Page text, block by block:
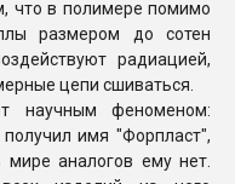
что в полимере помимо
размером до сотен
радиацией,
цепи сшиваться.
научным феноменом:
имя "Форпласт",
аналогов ему нет.